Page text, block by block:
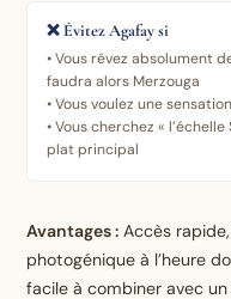
❌ Évitez Agafay si
• Vous rêvez absolument
faudra alors Merzouga
• Vous voulez une
• Vous cherchez «
plat principal
Avantages : Accès
photogénique à l’heure
facile à combiner avec